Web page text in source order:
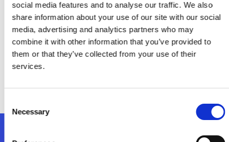
social media features and to analyse our traffic. We also
share information about your use of our site with our social
media, advertising and analytics partners who may
combine it with other information that you’ve provided to
them or that they’ve collected from your use of their
services.
Selection
Necessary
Redaktion
Magic Software stellt neue Plattform MagicTouch vor –
Grundlage für KI durch Datenmanagement, Automatisierung
und Cloud-Integration
Weiterlesen